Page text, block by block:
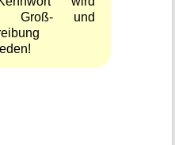
Groß- und